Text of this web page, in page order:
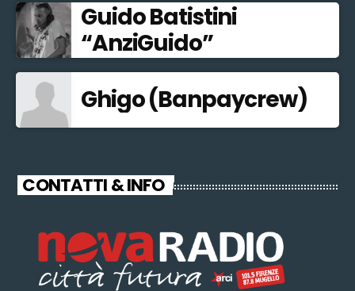
Guido Batistini
“AnziGuido”
Ghigo (Banpaycrew)
CONTATTI & INFO